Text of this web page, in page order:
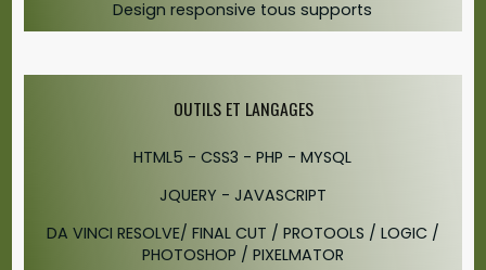
Design responsive tous supports
OUTILS ET LANGAGES
HTML5 - CSS3 - PHP - MYSQL
JQUERY - JAVASCRIPT
DA VINCI RESOLVE/ FINAL CUT / PROTOOLS / LOGIC /
PHOTOSHOP / PIXELMATOR